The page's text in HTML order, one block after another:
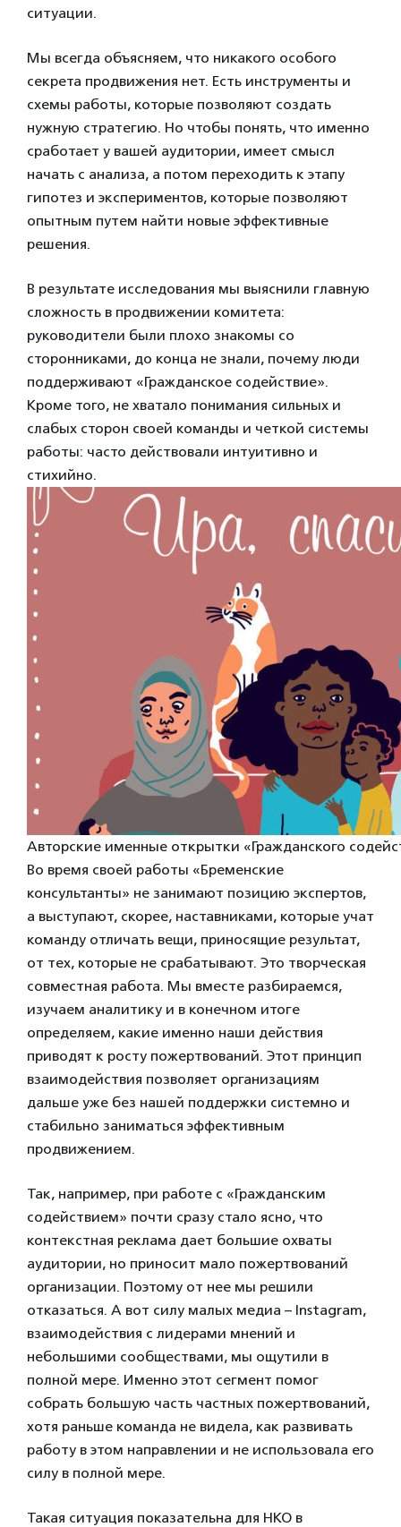
ситуации.
Мы всегда объясняем, что никакого особого
секрета продвижения нет. Есть инструменты и
схемы работы, которые позволяют создать
нужную стратегию. Но чтобы понять, что именно
сработает у вашей аудитории, имеет смысл
начать с анализа, а потом переходить к этапу
гипотез и экспериментов, которые позволяют
опытным путем найти новые эффективные
решения.
В результате исследования мы выяснили главную
сложность в продвижении комитета:
руководители были плохо знакомы со
сторонниками, до конца не знали, почему люди
поддерживают «Гражданское содействие».
Кроме того, не хватало понимания сильных и
слабых сторон своей команды и четкой системы
работы: часто действовали интуитивно и
стихийно.
Авторские именные открытки «Гражданского
Во время своей работы «Бременские
консультанты» не занимают позицию экспертов,
а выступают, скорее, наставниками, которые учат
команду отличать вещи, приносящие результат,
от тех, которые не срабатывают. Это творческая
совместная работа. Мы вместе разбираемся,
изучаем аналитику и в конечном итоге
определяем, какие именно наши действия
приводят к росту пожертвований. Этот принцип
взаимодействия позволяет организациям
дальше уже без нашей поддержки системно и
стабильно заниматься эффективным
продвижением.
Так, например, при работе с «Гражданским
содействием» почти сразу стало ясно, что
контекстная реклама дает большие охваты
аудитории, но приносит мало пожертвований
организации. Поэтому от нее мы решили
отказаться. А вот силу малых медиа – Instagram,
взаимодействия с лидерами мнений и
небольшими сообществами, мы ощутили в
полной мере. Именно этот сегмент помог
собрать большую часть частных пожертвований,
хотя раньше команда не видела, как развивать
работу в этом направлении и не использовала его
силу в полной мере.
Такая ситуация показательна для НКО в